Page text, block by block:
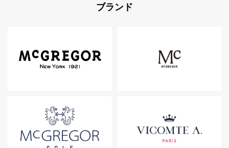
ブランド